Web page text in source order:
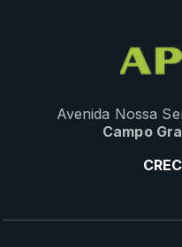
Avenida Nossa
Campo